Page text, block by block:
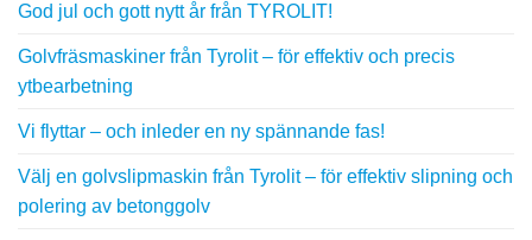
God jul och gott nytt år från TYROLIT!
Golvfräsmaskiner från Tyrolit – för effektiv och precis
ytbearbetning
Vi flyttar – och inleder en ny spännande fas!
Välj en golvslipmaskin från Tyrolit – för effektiv slipning och
polering av betonggolv